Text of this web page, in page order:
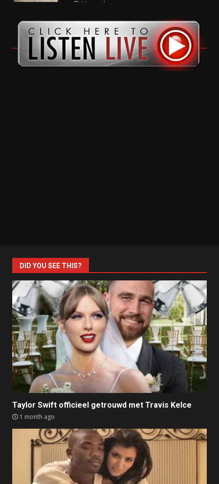
11 months ago
DID YOU SEE THIS?
Taylor Swift officieel getrouwd met Travis Kelce
1 month ago